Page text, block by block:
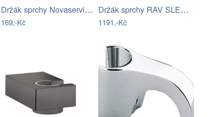
Držák sprchy Novaservis otočný černá D…
169,-Kč
Držák sprchy RAV SLEZÁK na stěnu s…
1191,-Kč